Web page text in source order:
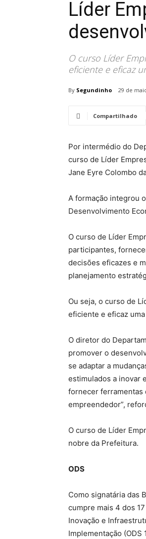
Líder
O curso Líder
eficiente e eficaz
By Segundinho 29 de
Compartilhado
Por intermédio do
curso de Líder
Jane Eyre Colombo
A formação integrou
Desenvolvimento
O curso de Líder
participantes,
decisões eficazes e
planejamento
Ou seja, o curso de
eficiente e eficaz
O diretor do
promover o
se adaptar a
estimulados a inovar
fornecer ferramentas
empreendedor”,
O curso de Líder
nobre da Prefeitura.
ODS
Como signatária das
cumpre mais 4 dos
Inovação e
Implementação